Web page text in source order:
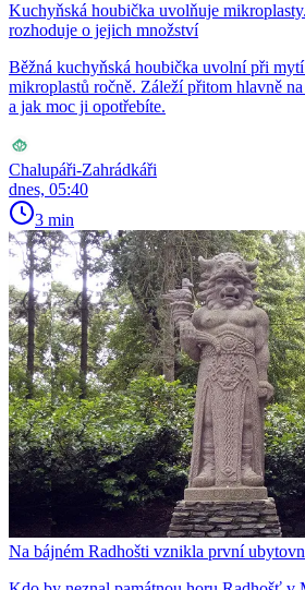
Kuchyňská houbička uvolňuje
rozhoduje o jejich množství
Běžná kuchyňská houbička uvolní při
mikroplastů ročně. Záleží přitom hlavně
a jak moc ji opotřebíte.
Chalupáři-Zahrádkáři
dnes, 05:40
3 min
Na bájném Radhošti vznikla první